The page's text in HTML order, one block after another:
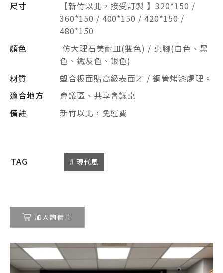
尺寸
【新竹以北，接受訂製 】320*150 /
360*150 / 400*150 / 420*150 /
480*150
顏色
仿大理石美耐皿(雙色) / 桌腳(白色、黑
色、鐵灰色、銀色)
材質
塑合板面貼高級表面才 / 鋼管烤漆處理。
適合地方
會議區、共享會議桌
備註
新竹以北，免運費
TAG # 現代風
加入詢價車